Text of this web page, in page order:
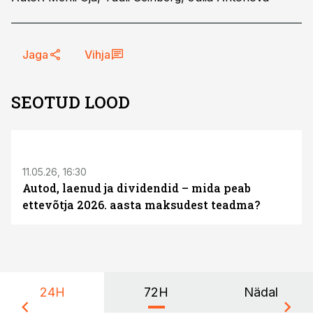
Jaga Vihja
SEOTUD LOOD
11.05.26, 16:30
Autod, laenud ja dividendid – mida peab
ettevõtja 2026. aasta maksudest teadma?
24H 72H Nädal